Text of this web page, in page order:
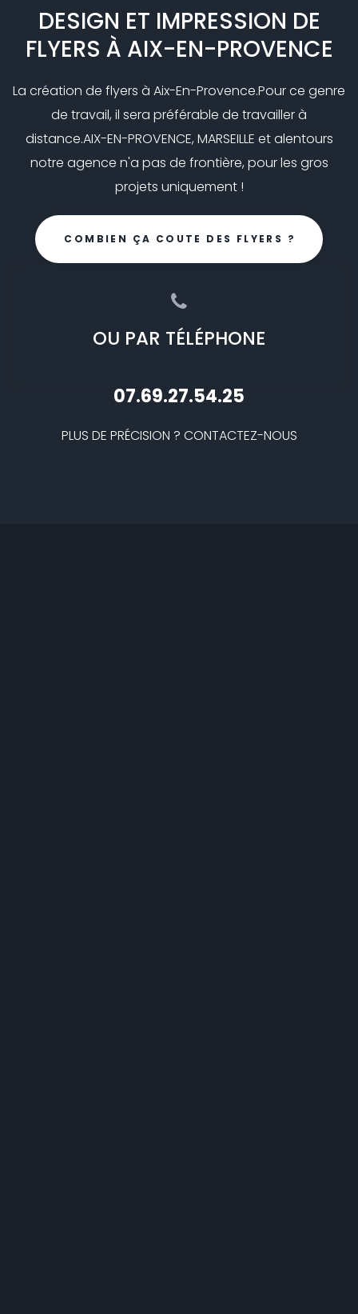
DESIGN ET IMPRESSION DE
FLYERS À AIX-EN-PROVENCE
La création de flyers à Aix-En-Provence.Pour ce genre
de travail, il sera préférable de travailler à
distance.AIX-EN-PROVENCE, MARSEILLE et alentours
notre agence n'a pas de frontière, pour les gros
projets uniquement !
COMBIEN ÇA COUTE DES FLYERS ?
OU PAR TÉLÉPHONE
07.69.27.54.25
PLUS DE PRÉCISION ? CONTACTEZ-NOUS